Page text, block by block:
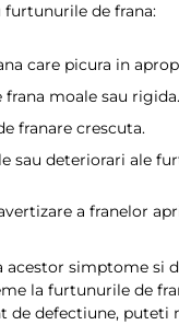
de frana:
care picura in
frana moale sau rigida.
franare crescuta.
sau deteriorari ale
a franelor
acestor simptome si
la furtunurile de
de defectiune, puteti